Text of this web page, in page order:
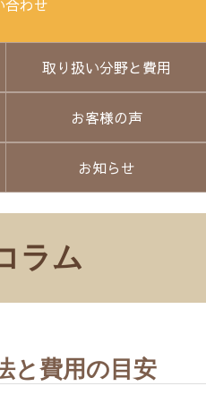
合わせ
取り扱い分野と費用
お客様の声
お知らせ
ラム
と費用の目安